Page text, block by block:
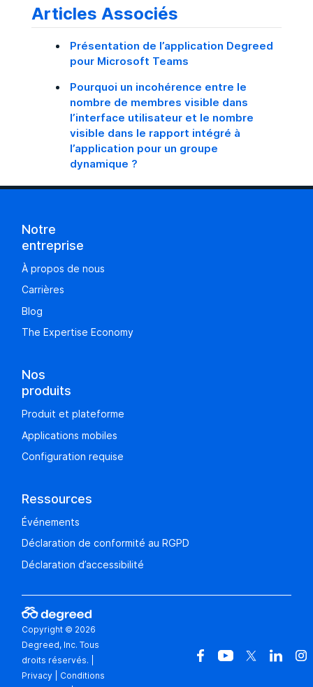
Articles Associés
Présentation de l’application Degreed
pour Microsoft Teams
Pourquoi un incohérence entre le
nombre de membres visible dans
l’interface utilisateur et le nombre
visible dans le rapport intégré à
l’application pour un groupe
dynamique ?
Notre
entreprise
À propos de nous
Carrières
Blog
The Expertise Economy
Nos
produits
Produit et plateforme
Applications mobiles
Configuration requise
Ressources
Événements
Déclaration de conformité au RGPD
Déclaration d’accessibilité
Copyright © 2026
Degreed, Inc. Tous
droits réservés.
Privacy
Conditions